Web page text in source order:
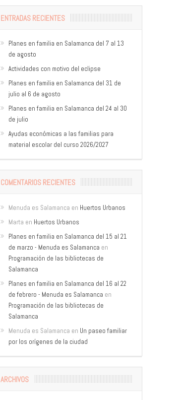
ENTRADAS RECIENTES
Planes en familia en Salamanca del 7 al 13
de agosto
Actividades con motivo del eclipse
Planes en familia en Salamanca del 31 de
julio al 6 de agosto
Planes en familia en Salamanca del 24 al 30
de julio
Ayudas económicas a las familias para
material escolar del curso 2026/2027
COMENTARIOS RECIENTES
Menuda es Salamanca en Huertos Urbanos
Marta en Huertos Urbanos
Planes en familia en Salamanca del 15 al 21
de marzo - Menuda es Salamanca en
Programación de las bibliotecas de
Salamanca
Planes en familia en Salamanca del 16 al 22
de febrero - Menuda es Salamanca en
Programación de las bibliotecas de
Salamanca
Menuda es Salamanca en Un paseo familiar
por los orígenes de la ciudad
ARCHIVOS